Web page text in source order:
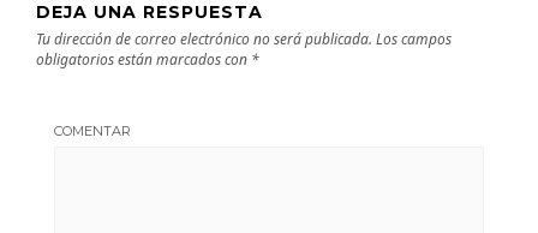
DEJA UNA RESPUESTA
Tu dirección de correo electrónico no será publicada. Los campos
obligatorios están marcados con *
COMENTAR